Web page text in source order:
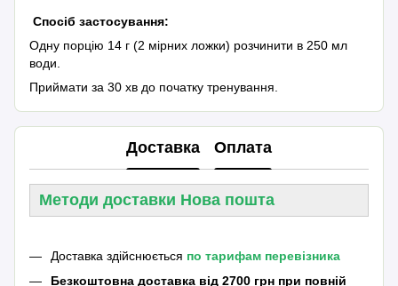
Спосіб застосування:
Одну порцію 14 г (2 мірних ложки) розчинити в 250 мл
води.
Приймати за 30 хв до початку тренування.
Доставка Оплата
Методи доставки Нова пошта
Доставка здійснюється по тарифам перевізника
Безкоштовна доставка від 2700 грн при повній